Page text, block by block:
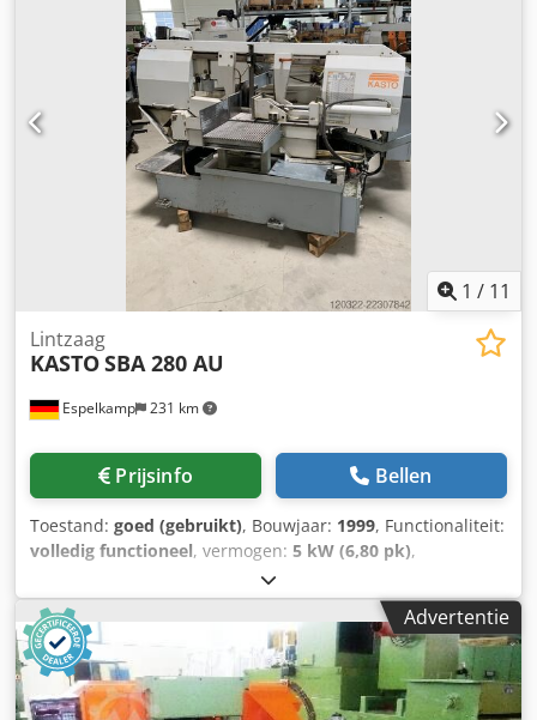
1 / 11
Espelkamp 231 km
Lintzaag
KASTOSBA 280 AU
Prijsinfo Bellen
Toestand: goed (gebruikt), Bouwjaar: 1999, Functionaliteit:
volledig functioneel, vermogen: 5 kW (6,80 pk),
, ingangsstroom:
ingangsfrequentie:50 Hz, type ingangsstroom:driefasig,
snijhoogte (max.):
, snijbreedte (max.):280 mm,
totale hoogte:
, totale lengte:2.680 mm , totale
breedte:2.540 mm, totaalgewicht:1.750 kg , Uitrusting:
spanenafvoer, toerental traploos regelbaar, De KASTO
Advertentie